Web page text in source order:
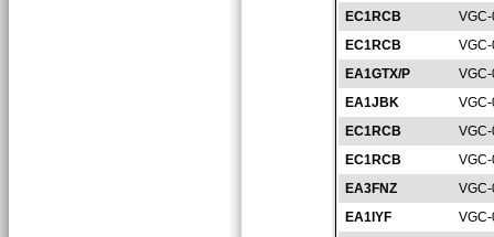
EC1RCB
EC1RCB
EA1GTX/P
EA1JBK
EC1RCB
EC1RCB
EA3FNZ
EA1IYF